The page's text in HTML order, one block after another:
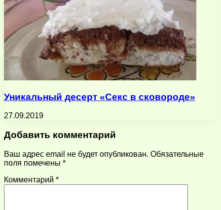
Уникальный десерт «Секс в сковороде»
27.09.2019
Добавить комментарий
Ваш адрес email не будет опубликован. Обязательные
поля помечены *
Комментарий *